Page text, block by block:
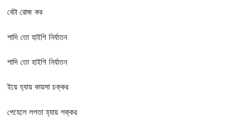
বেটা রোজ কর
শাদি তো হাইগি নির্যাতন
শাদি তো হাইগি নির্যাতন
ইয়ে হ্যায় কায়সা চক্কর
পেহেলে লগতা হ্যায় শক্কর